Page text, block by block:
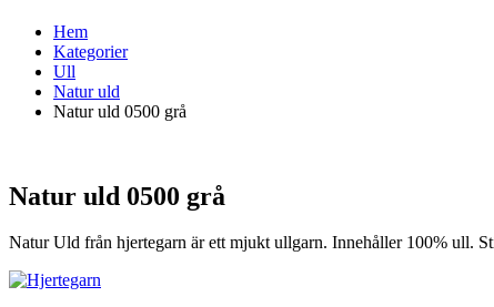
Hem
Kategorier
Ull
Natur uld
Natur uld 0500 grå
Natur uld 0500 grå
Natur Uld från hjertegarn är ett mjukt ullgarn. Innehåller 100% ull.